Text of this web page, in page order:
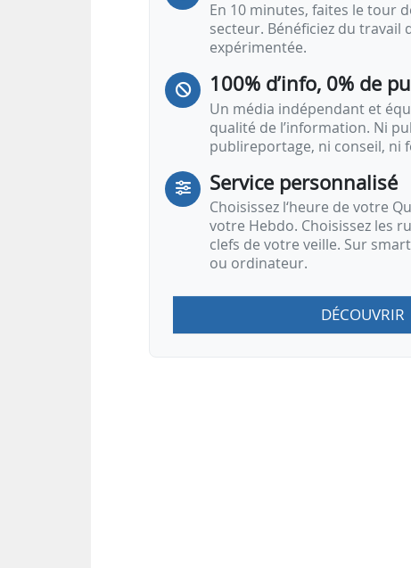
En 10 minutes, faites le tour
secteur. Bénéficiez du travail
expérimentée.
100% d’info, 0% de
Un média indépendant et
qualité de l’information. Ni
publireportage, ni conseil, ni
Service personnalisé
Choisissez l‘heure de votre
votre Hebdo. Choisissez les
clefs de votre veille. Sur
ou ordinateur.
DÉCOUVRIR